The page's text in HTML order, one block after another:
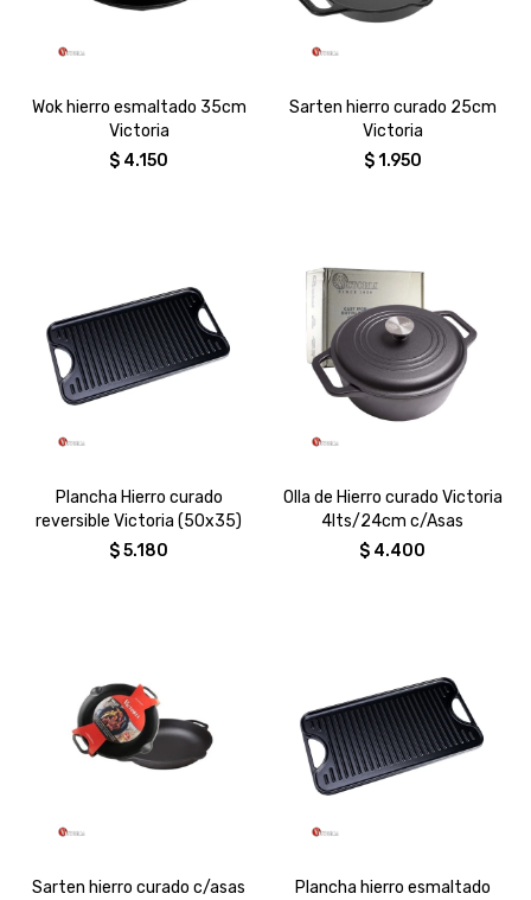
Wok hierro esmaltado 35cm
Victoria
$ 4.150
Sarten hierro curado 25cm
Victoria
$ 1.950
Plancha Hierro curado
reversible Victoria (50x35)
$5.180
Olla de Hierro curado Victoria
4lts/24cm c/Asas
$ 4.400
Sarten hierro curado c/asas
Plancha hierro esmaltado